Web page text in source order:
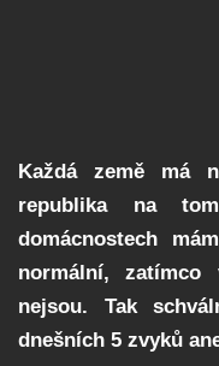
Každá země má
republika na
domácnostech
normální,
nejsou. Tak
dnešních 5 zvyků